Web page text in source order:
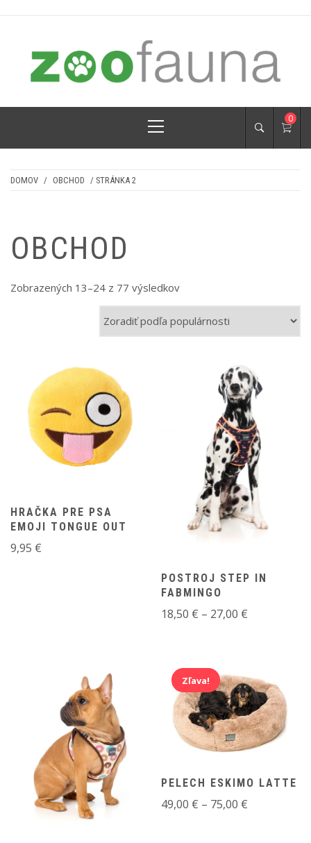
ZOOFAUNA.SK
Menu
0
DOMOV / OBCHOD / STRÁNKA 2
OBCHOD
Zobrazených 13–24 z 77 výsledkovZoradené
popularity
HRAČKA PRE PSA
EMOJI TONGUE OUT
9,95 €
POSTROJ STEP IN
FABMINGO
18,50 € – 27,00 €
27,00 €
Zľava!
PELECH ESKIMO LATTE
49,00 € – 75,00 €